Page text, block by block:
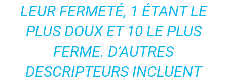
LEUR FERMETÉ, 1 ÉTANT LE
PLUS DOUX ET 10 LE PLUS
FERME. D’AUTRES
DESCRIPTEURS INCLUENT